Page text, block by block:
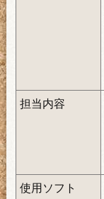
担当内容
使用ソフト